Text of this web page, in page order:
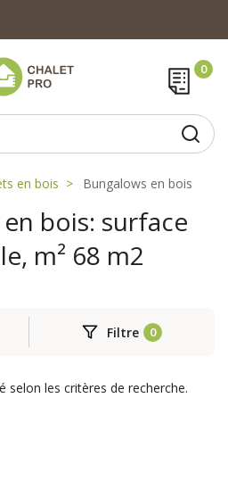
en bois Bungalows en bois
bois: surface
m² 68 m2
Filtre
selon les critères de recherche.